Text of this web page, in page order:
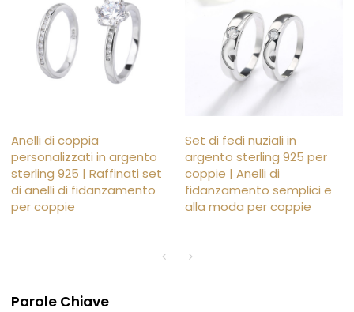
Anelli di coppia
personalizzati in argento
sterling 925 | Raffinati set
di anelli di fidanzamento
per coppie
Set di fedi nuziali in
argento sterling 925 per
coppie | Anelli di
fidanzamento semplici e
alla moda per coppie
Parole Chiave